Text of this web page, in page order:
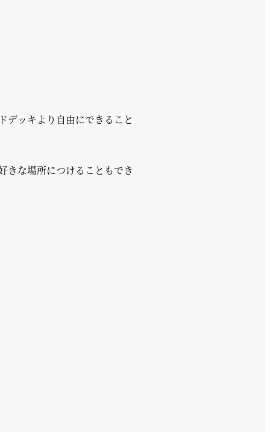
デッキより自由にできること
きな場所につけることもでき